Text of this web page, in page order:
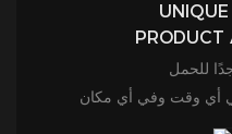
PRODUCT
أي وقت وفي أي مكان